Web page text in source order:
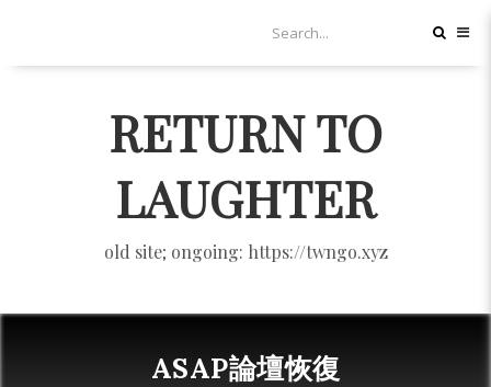
RETURN TO
LAUGHTER
old site; ongoing: https://twngo.xyz
ASAP論壇恢復